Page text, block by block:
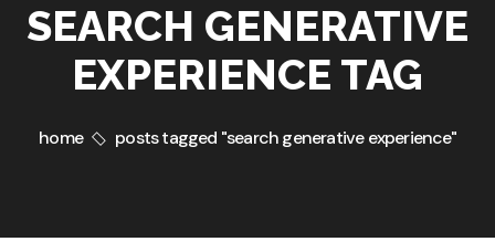
SEARCH GENERATIVE
EXPERIENCE TAG
home posts tagged "search generative experience"